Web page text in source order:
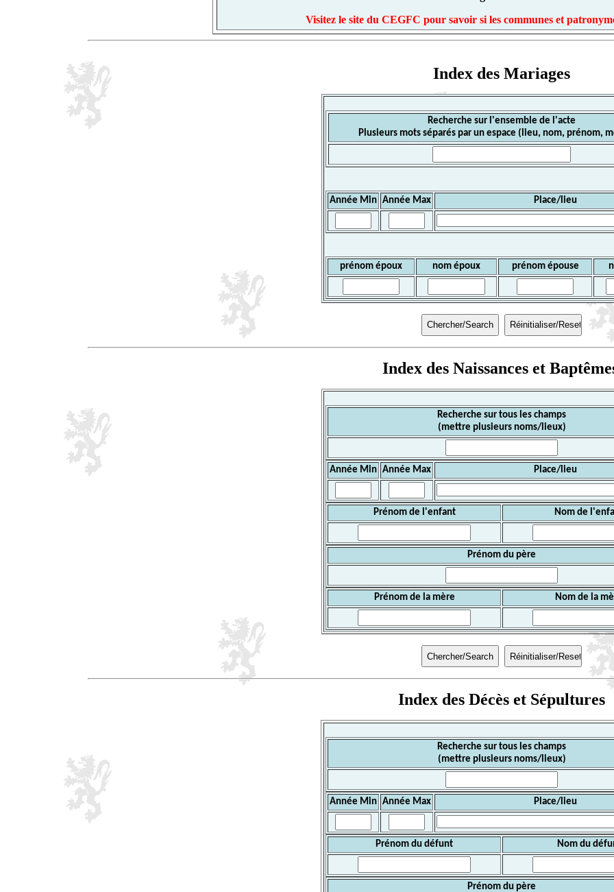
Visitez le site du CEGFC pour savoir si les communes et
Index des Mariages
Recherche sur l'ensemble de l'acte
Plusieurs mots séparés par un espace (lieu, nom, prénom,
Année Min Année Max Place/lieu
prénom époux nom époux prénom épouse
Index des Naissances et
Recherche sur tous les champs
(mettre plusieurs noms/lieux)
Année Min Année Max Place/lieu
Prénom de l'enfant Nom de
Prénom du père
Prénom de la mère Nom de la
Index des Décès et Sépultures
Recherche sur tous les champs
(mettre plusieurs noms/lieux)
Année Min Année Max Place/lieu
Prénom du défunt Nom du
Prénom du père